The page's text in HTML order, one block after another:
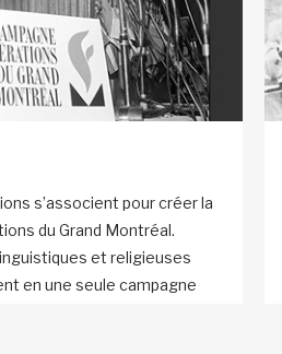
s’associent pour créer la
du Grand Montréal.
et religieuses
en une seule campagne